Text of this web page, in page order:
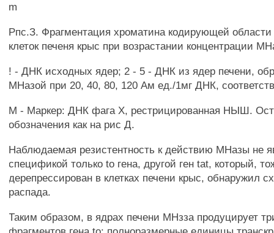
m
Рпс.З. Фрагментация хроматина кодирующей
клеток печеня крыс при возрастании концентрации
! - ДНК исходных ядер; 2 - 5 - ДНК из ядер печени,
МНазой при 20, 40, 80, 120 Ам ед./1мг ДНК,
М - Маркер: ДНК фага X, рестрицированная НЫШ.
обозначения как на рис Д.
Наблюдаемая резистентность к действию МНазы не
спецификой только to гена, другой ген tat, который,
дерепрессирован в клетках печени крыс, обнаружил
распада.
Таким образом, в ядрах печени МНзза продуцирует